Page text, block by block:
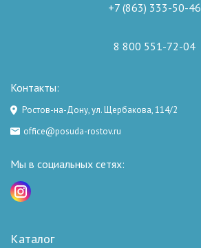
+7 (863) 333-50-46
8 800 551-72-04
Контакты:
Ростов-на-Дону, ул. Щербакова, 114/2
office@posuda-rostov.ru
Мы в социальных сетях:
Каталог